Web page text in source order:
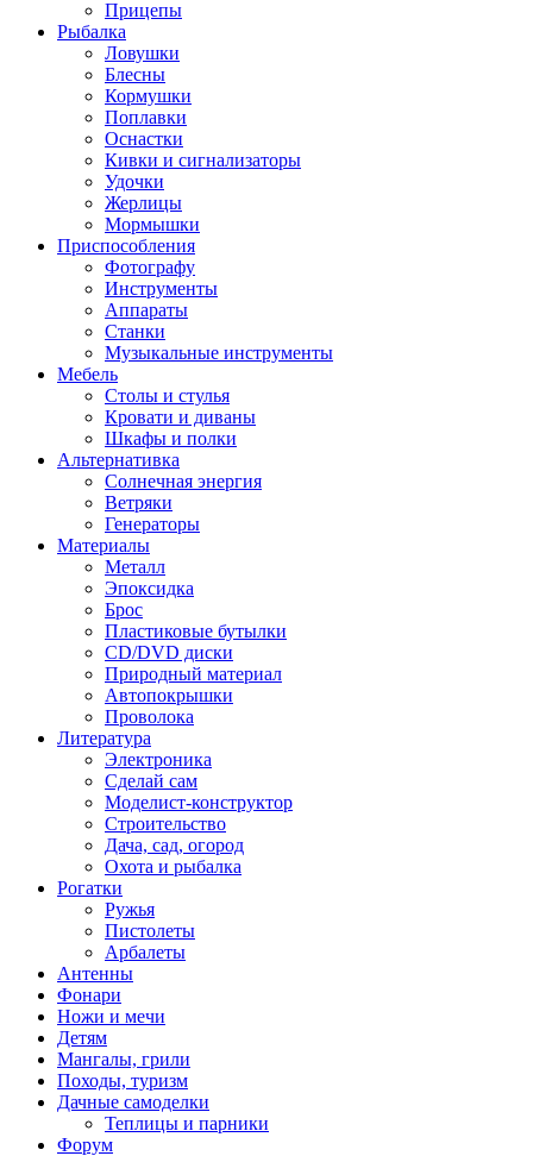
Прицепы
Рыбалка
Ловушки
Блесны
Кормушки
Поплавки
Оснастки
Кивки и сигнализаторы
Удочки
Жерлицы
Мормышки
Приспособления
Фотографу
Инструменты
Аппараты
Станки
Музыкальные инструменты
Мебель
Столы и стулья
Кровати и диваны
Шкафы и полки
Альтернативка
Солнечная энергия
Ветряки
Генераторы
Материалы
Металл
Эпоксидка
Брос
Пластиковые бутылки
CD/DVD диски
Природный материал
Автопокрышки
Проволока
Литература
Электроника
Сделай сам
Моделист-конструктор
Строительство
Дача, сад, огород
Охота и рыбалка
Рогатки
Ружья
Пистолеты
Арбалеты
Антенны
Фонари
Ножи и мечи
Детям
Мангалы, грили
Походы, туризм
Дачные самоделки
Теплицы и парники
Форум